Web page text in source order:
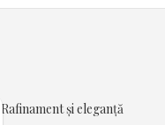
Rafinament și eleganță